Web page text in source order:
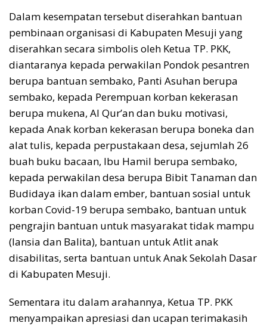
Dalam kesempatan tersebut diserahkan bantuan
pembinaan organisasi di Kabupaten Mesuji yang
diserahkan secara simbolis oleh Ketua TP. PKK,
diantaranya kepada perwakilan Pondok pesantren
berupa bantuan sembako, Panti Asuhan berupa
sembako, kepada Perempuan korban kekerasan
berupa mukena, Al Qur’an dan buku motivasi,
kepada Anak korban kekerasan berupa boneka dan
alat tulis, kepada perpustakaan desa, sejumlah 26
buah buku bacaan, Ibu Hamil berupa sembako,
kepada perwakilan desa berupa Bibit Tanaman dan
Budidaya ikan dalam ember, bantuan sosial untuk
korban Covid-19 berupa sembako, bantuan untuk
pengrajin bantuan untuk masyarakat tidak mampu
(lansia dan Balita), bantuan untuk Atlit anak
disabilitas, serta bantuan untuk Anak Sekolah Dasar
di Kabupaten Mesuji.
Sementara itu dalam arahannya, Ketua TP. PKK
menyampaikan apresiasi dan ucapan terimakasih